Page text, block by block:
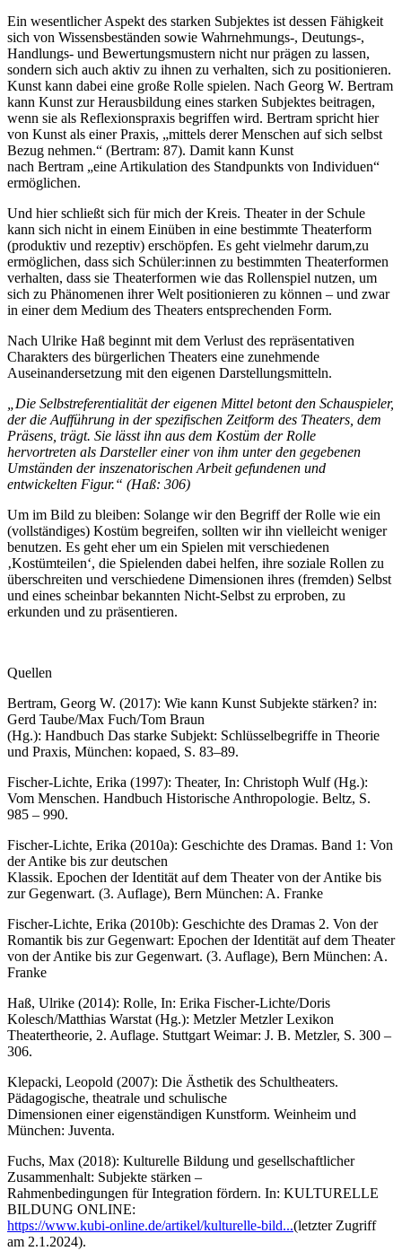
Ein wesentlicher Aspekt des starken Subjektes ist dessen Fähigkeit
sich von Wissensbeständen sowie Wahrnehmungs‑, Deutungs‑,
Handlungs- und Bewertungsmustern nicht nur prägen zu lassen,
sondern sich auch aktiv zu ihnen zu verhalten, sich zu positionieren.
Kunst kann dabei eine große Rolle spielen. Nach Georg W. Bertram
kann Kunst zur Herausbildung eines starken Subjektes beitragen,
wenn sie als Reflexionspraxis begriffen wird. Bertram spricht hier
von Kunst als einer Praxis, „mittels derer Menschen auf sich selbst
Bezug nehmen.“ (Bertram: 87). Damit kann Kunst
nach Bertram „eine Artikulation des Standpunkts von Individuen“
ermöglichen.
Und hier schließt sich für mich der Kreis. Theater in der Schule
kann sich nicht in einem Einüben in eine bestimmte Theaterform
(produktiv und rezeptiv) erschöpfen. Es geht vielmehr darum,zu
ermöglichen, dass sich Schüler:innen zu bestimmten Theaterformen
verhalten, dass sie Theaterformen wie das Rollenspiel nutzen, um
sich zu Phänomenen ihrer Welt positionieren zu können – und zwar
in einer dem Medium des Theaters entsprechenden Form.
Nach Ulrike Haß beginnt mit dem Verlust des repräsentativen
Charakters des bürgerlichen Theaters eine zunehmende
Auseinandersetzung mit den eigenen Darstellungsmitteln.
„Die Selbstreferentialität der eigenen Mittel betont den Schauspieler,
der die Aufführung in der spezifischen Zeitform des Theaters, dem
Präsens, trägt. Sie lässt ihn aus dem Kostüm der Rolle
hervortreten als Darsteller einer von ihm unter den gegebenen
Umständen der inszenatorischen Arbeit gefundenen und
entwickelten Figur.“ (Haß: 306)
Um im Bild zu bleiben: Solange wir den Begriff der Rolle wie ein
(vollständiges) Kostüm begreifen, sollten wir ihn vielleicht weniger
benutzen. Es geht eher um ein Spielen mit verschiedenen
‚Kostümteilen‘, die Spielenden dabei helfen, ihre soziale Rollen zu
überschreiten und verschiedene Dimensionen ihres (fremden) Selbst
und eines scheinbar bekannten Nicht-Selbst zu erproben, zu
erkunden und zu präsentieren.
Quellen
Bertram, Georg W. (2017): Wie kann Kunst Subjekte stärken? in:
Gerd Taube/Max Fuch/Tom Braun
(Hg.): Handbuch Das starke Subjekt: Schlüsselbegriffe in Theorie
und Praxis, München: kopaed, S. 83–89.
Fischer-Lichte, Erika (1997): Theater, In: Christoph Wulf (Hg.):
Vom Menschen. Handbuch Historische Anthropologie. Beltz, S.
985 – 990.
Fischer-Lichte, Erika (2010a): Geschichte des Dramas. Band 1: Von
der Antike bis zur deutschen
Klassik. Epochen der Identität auf dem Theater von der Antike bis
zur Gegenwart. (3. Auflage), Bern München: A. Franke
Fischer-Lichte, Erika (2010b): Geschichte des Dramas 2. Von der
Romantik bis zur Gegenwart: Epochen der Identität auf dem Theater
von der Antike bis zur Gegenwart. (3. Auflage), Bern München: A.
Franke
Haß, Ulrike (2014): Rolle, In: Erika Fischer-Lichte/Doris
Kolesch/Matthias Warstat (Hg.): Metzler Metzler Lexikon
Theatertheorie, 2. Auflage. Stuttgart Weimar: J. B. Metzler, S. 300 –
306.
Klepacki, Leopold (2007): Die Ästhetik des Schultheaters.
Pädagogische, theatrale und schulische
Dimensionen einer eigenständigen Kunstform. Weinheim und
München: Juventa.
Fuchs, Max (2018): Kulturelle Bildung und gesellschaftlicher
Zusammenhalt: Subjekte stärken –
Rahmenbedingungen für Integration fördern. In: KULTURELLE
BILDUNG ONLINE:
https://www.kubi-online.de/artikel/kulturelle-bild...(letzter Zugriff
am 2.1.2024).